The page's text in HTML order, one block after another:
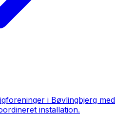
i Bøvlingbjerg med
installation.